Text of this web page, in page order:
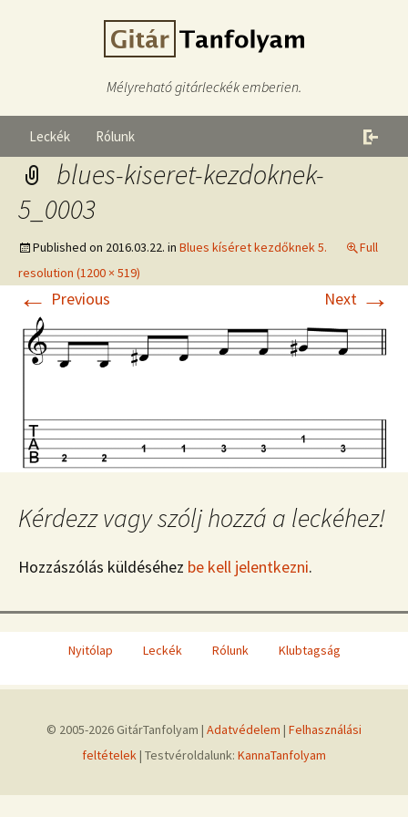
Mélyreható gitárleckék emberien.
Leckék Rólunk
blues-kiseret-kezdoknek-
5_0003
Published on 2016.03.22. in Blues kíséret kezdőknek 5.
Full
resolution (1200 × 519)
← Previous Next →
Kérdezz vagy szólj hozzá a leckéhez!
Hozzászólás küldéséhez be kell jelentkezni.
Nyitólap Leckék Rólunk Klubtagság
© 2005-2026 GitárTanfolyam | Adatvédelem | Felhasználási
feltételek| Testvéroldalunk: KannaTanfolyam